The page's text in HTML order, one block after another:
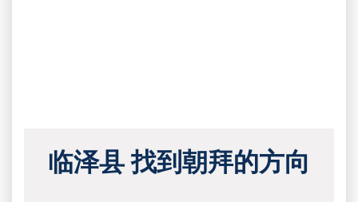
临泽县 找到朝拜的方向